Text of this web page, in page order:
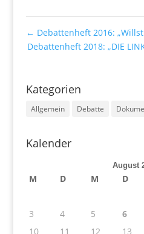
← Debattenheft 2016:
Debattenheft 2018: „DIE
Kategorien
Allgemein Debatte
Kalender
August
M D M D
3
4 5 6
10
11 12 13